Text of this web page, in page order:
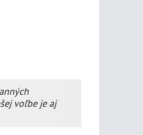
voľbe je aj